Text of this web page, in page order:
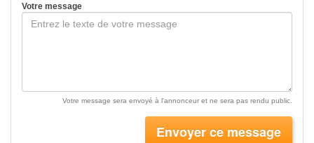
Votre message
Votre message sera envoyé à l'annonceur et ne sera pas rendu public.
Envoyer ce message